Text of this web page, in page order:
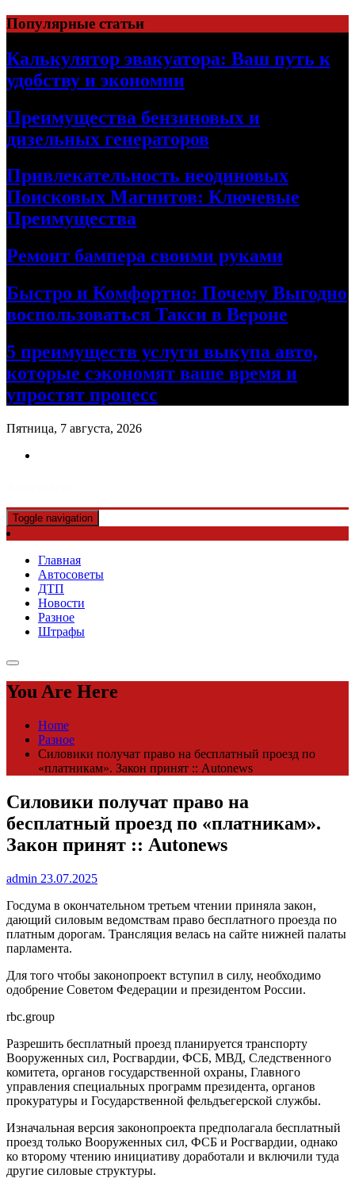
Skip
to
content
Популярные статьи
Калькулятор эвакуатора: Ваш путь к
удобству и экономии
Преимущества бензиновых и
дизельных генераторов
Привлекательность неодиновых
Поисковых Магнитов: Ключевые
Преимущества
Ремонт бампера своими руками
Быстро и Комфортно: Почему Выгодно
воспользоваться Такси в Вероне
5 преимуществ услуги выкупа авто,
которые сэкономят ваше время и
упростят процесс
Пятница, 7 августа, 2026
Toggle navigation
Главная
Автосоветы
ДТП
Новости
Разное
Штрафы
You Are Here
Home
Разное
Силовики получат право на бесплатный проезд по
«платникам». Закон принят :: Autonews
Силовики получат право на
бесплатный проезд по «платникам».
Закон принят :: Autonews
admin 23.07.2025
Госдума в окончательном третьем чтении приняла закон,
дающий силовым ведомствам право бесплатного проезда по
платным дорогам. Трансляция велась на сайте нижней палаты
парламента.
Для того чтобы законопроект вступил в силу, необходимо
одобрение Советом Федерации и президентом России.
rbc.group
Разрешить бесплатный проезд планируется транспорту
Вооруженных сил, Росгвардии, ФСБ, МВД, Следственного
комитета, органов государственной охраны, Главного
управления специальных программ президента, органов
прокуратуры и Государственной фельдъегерской службы.
Изначальная версия законопроекта предполагала бесплатный
проезд только Вооруженных сил, ФСБ и Росгвардии, однако
ко второму чтению инициативу доработали и включили туда
другие силовые структуры.